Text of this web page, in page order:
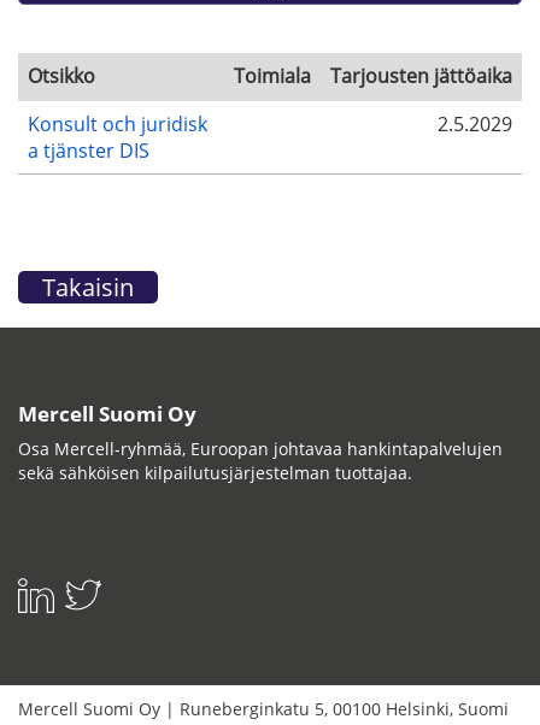
Otsikko Toimiala
Tarjousten jättöaika
Konsult och juridisk
a tjänster DIS
2.5.2029
Takaisin
Mercell Suomi Oy
Osa Mercell-ryhmää, Euroopan johtavaa hankintapalvelujen
sekä sähköisen kilpailutusjärjestelman tuottajaa.
Mercell Suomi Oy | Runeberginkatu 5, 00100 Helsinki, Suomi